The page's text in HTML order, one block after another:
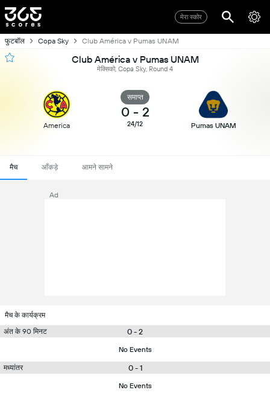
मेरा स्कोर
फुटबॉल Copa Sky Club América v Pumas UNAM
Club América v Pumas UNAM
मेक्सिको, Copa Sky, Round 4
America
समाप्त
0 - 2
24/12 Pumas UNAM
मैच आँकड़े आमने सामने
Ad
मैच के कार्यक्रम
अंत के 90 मिनट
0 - 2
No Events
मध्यांतर 0 - 1
No Events